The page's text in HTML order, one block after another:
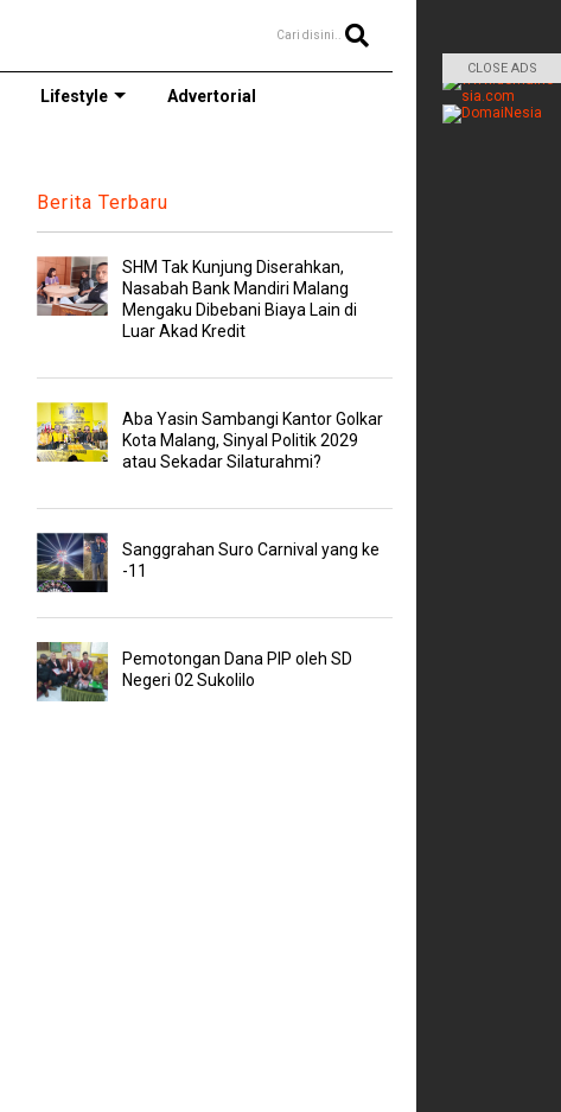
Cari disini..
Lifestyle Advertorial
Berita Terbaru
SHM Tak Kunjung Diserahkan,
Nasabah Bank Mandiri Malang
Mengaku Dibebani Biaya Lain di
Luar Akad Kredit
Aba Yasin Sambangi Kantor Golkar
Kota Malang, Sinyal Politik 2029
atau Sekadar Silaturahmi?
Sanggrahan Suro Carnival yang ke
-11
Pemotongan Dana PIP oleh SD
Negeri 02 Sukolilo
CLOSE ADS